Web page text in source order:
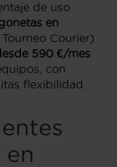
de uso
en
Courier)
590 €/mes
con
flexibilidad.